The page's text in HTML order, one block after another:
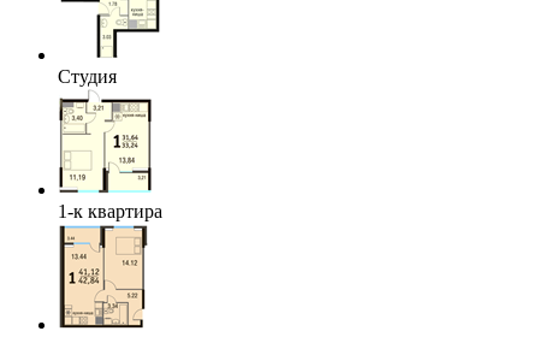
Студия
1-к квартира